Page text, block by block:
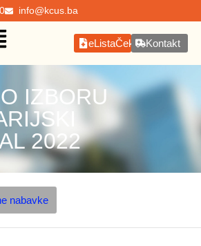
info@kcus.ba
eListaČekanjaKontakt
IZBORU
2022
nabavke